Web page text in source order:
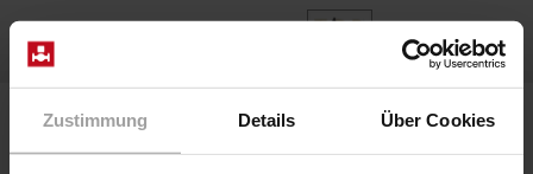
Zustimmung Details Über Cookies
DE